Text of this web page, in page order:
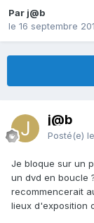
Par j@b
le 16 septembre
j@b
Posté(e)
Je bloque sur un
un dvd en boucle
recommencerait
lieux d'exposition